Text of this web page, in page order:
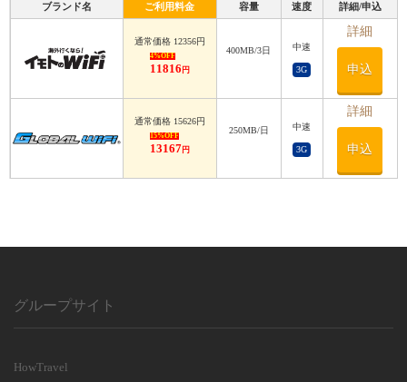
必須
返却方法
利用日数
ブランド名 ご利用料金 容量 速度 詳細/申込
通常価格 12356円
4%OFF
11816 円
400MB/3日 中速
3G
詳細
申込
通常価格 15626円
15%OFF
13167 円
250MB/日 中速
3G
詳細
申込
グループサイト
HowTravel